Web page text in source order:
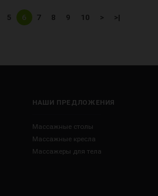
5 6 7 8 9 10 > >|
НАШИ ПРЕДЛОЖЕНИЯ
Массажные столы
Массажные кресла
Массажеры для тела